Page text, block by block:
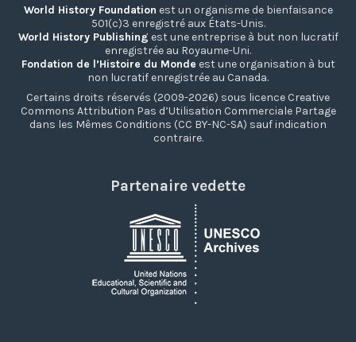
World History Foundation est un organisme de bienfaisance
501(c)3 enregistré aux États-Unis.
World History Publishing est une entreprise à but non lucratif
enregistrée au Royaume-Uni.
Fondation de l’Histoire du Monde est une organisation à but
non lucratif enregistrée au Canada.
Certains droits réservés (2009-2026) sous licence Creative
Commons Attribution Pas d’Utilisation Commerciale Partage
dans les Mêmes Conditions (CC BY-NC-SA) sauf indication
contraire.
Partenaire vedette